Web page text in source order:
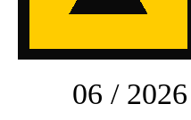
06 / 2026